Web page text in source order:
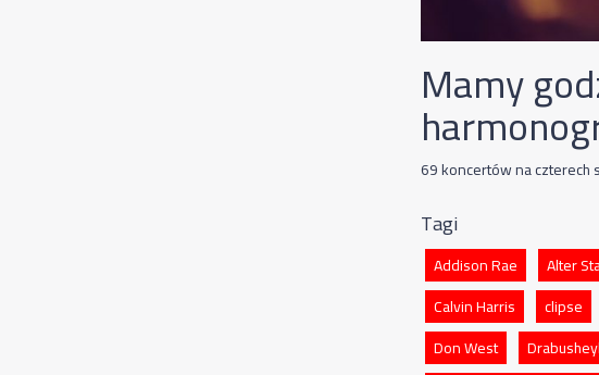
Mamy
69 koncertów na czterech
Tagi
Addison Rae Alter
Calvin Harris
clipse
Don West